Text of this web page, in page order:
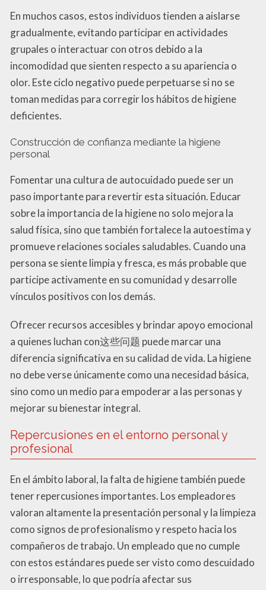
En muchos casos, estos individuos tienden a aislarse
gradualmente, evitando participar en actividades
grupales o interactuar con otros debido a la
incomodidad que sienten respecto a su apariencia o
olor. Este ciclo negativo puede perpetuarse si no se
toman medidas para corregir los hábitos de higiene
deficientes.
Construcción de confianza mediante la higiene
personal
Fomentar una cultura de autocuidado puede ser un
paso importante para revertir esta situación. Educar
sobre la importancia de la higiene no solo mejora la
salud física, sino que también fortalece la autoestima y
promueve relaciones sociales saludables. Cuando una
persona se siente limpia y fresca, es más probable que
participe activamente en su comunidad y desarrolle
vínculos positivos con los demás.
Ofrecer recursos accesibles y brindar apoyo emocional
a quienes luchan con这些问题 puede marcar una
diferencia significativa en su calidad de vida. La higiene
no debe verse únicamente como una necesidad básica,
sino como un medio para empoderar a las personas y
mejorar su bienestar integral.
Repercusiones en el entorno personal y
profesional
En el ámbito laboral, la falta de higiene también puede
tener repercusiones importantes. Los empleadores
valoran altamente la presentación personal y la limpieza
como signos de profesionalismo y respeto hacia los
compañeros de trabajo. Un empleado que no cumple
con estos estándares puede ser visto como descuidado
o irresponsable, lo que podría afectar sus